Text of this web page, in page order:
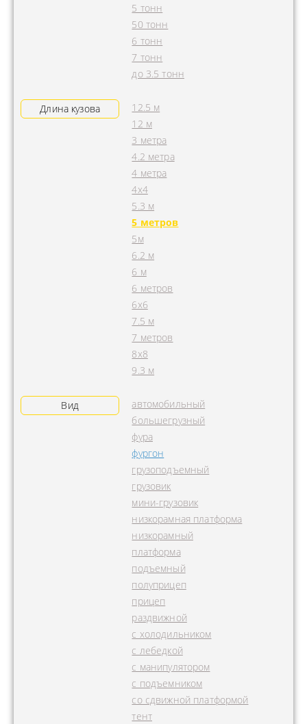
5 тонн
50 тонн
6 тонн
7 тонн
до 3.5 тонн
Длина кузова
12.5 м
12 м
3 метра
4.2 метра
4 метра
4x4
5.3 м
5 метров
5м
6.2 м
6 м
6 метров
6х6
7.5 м
7 метров
8х8
9.3 м
Вид
автомобильный
большегрузный
фура
фургон
грузоподъемный
грузовик
мини-грузовик
низкорамная платформа
низкорамный
платформа
подъемный
полуприцеп
прицеп
раздвижной
с холодильником
с лебедкой
с манипулятором
с подъемником
со сдвижной платформой
тент